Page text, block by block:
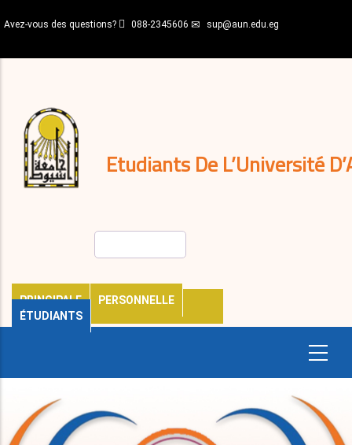
au
principal
Avez-vous des questions? 088-2345606 sup@aun.edu.eg
Etudiants De L’Université
PRINCIPALE
PERSONNELLE
ÉTUDIANTS
décisions
Expatriés
Journal